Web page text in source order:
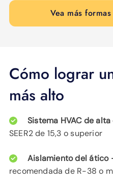
Vea más
Cómo lograr
más alto
Sistema HVAC de
SEER2 de 15,3 o superior
Aislamiento del ático
recomendada de R-38 o